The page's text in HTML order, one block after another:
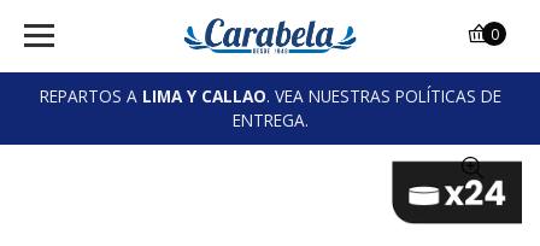
REPARTOS A LIMA Y CALLAO. VEA NUESTRAS POLÍTICAS DE
ENTREGA.
0